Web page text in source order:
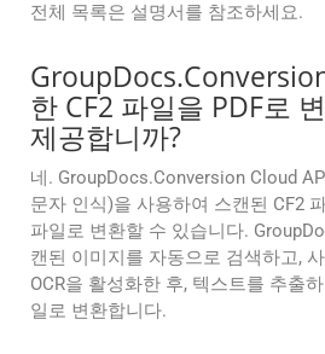
전체 목록은 설명서를 참조하세요.
한 CF2 파일을 PDF로
제공합니까?
네. GroupDocs.Conversion Cloud
문자 인식)을 사용하여 스캔된 CF2
파일로 변환할 수 있습니다.
캔된 이미지를 자동으로 검색하고,
OCR을 활성화한 후, 텍스트를 추출
일로 변환합니다.